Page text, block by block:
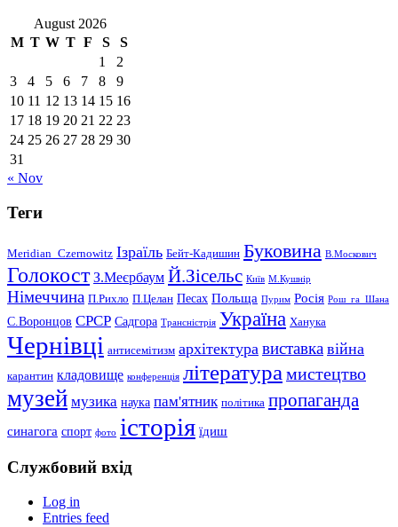
August 2026
M T W T F S
S
1
2
3
4 5 6 7 8
9
10 11 12 13 14 15 16
17 18 19 20 21 22 23
24 25 26 27 28 29 30
31
« Nov
Теги
Meridian_Czernowitz Ізраїль Бейт-Кадишин Буковина В.Москович
Голокост З.Меєрбаум Й.Зісельс Київ М.Кушнір
Німеччина П.Рихло П.Целан Песах Польща Пурим Росія Рош_га_Шана
С.Воронцов СРСР Садгора Трансністрія Україна Ханука
Чернівці антисемітизм архітектура виставка війна
карантин кладовище конференція література мистецтво
музей музика наука пам'ятник політика пропаганда
синагога спорт фото історія їдиш
Службовий вхід
Log in
Entries feed